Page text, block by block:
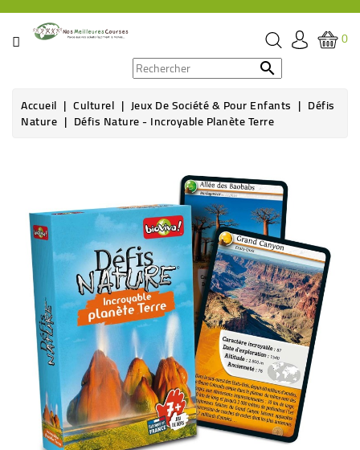
CATÉGORIE
ÉPICERIE
HYGIÈNE
SOINS
SANTÉ
BIEN-
ÊTRE
BÉBÉ
CULTUREL
0

Accueil Culturel Jeux De Société & Pour Enfants Défis
Nature
Défis Nature - Incroyable Planète Terre